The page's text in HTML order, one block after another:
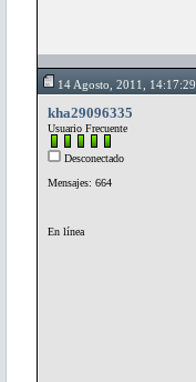
14 Agosto, 2011, 14:17:29
kha29096335
Usuario Frecuente
Desconectado
Mensajes: 664
En línea